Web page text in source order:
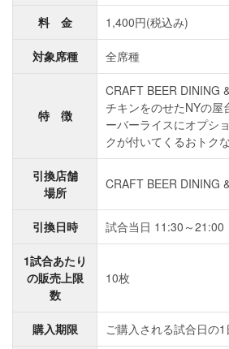
料 金 1,400円(税込み)
対象席種 全席種
特 徴
CRAFT BEER DINING
チキンをのせたNYの屋
ーバーライスにオプシ
クが付いてくるおトク
引換店舗
場所
CRAFT BEER DINING
引換日時 試合当日 11:30～21:00
1試合あたり
の販売上限
数
10枚
購入期限 ご購入される試合日の1